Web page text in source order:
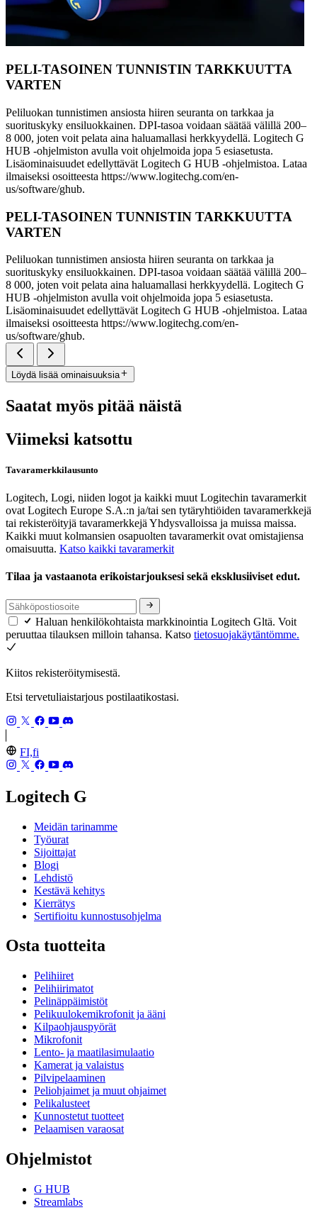
PELI-TASOINEN TUNNISTIN TARKKUUTTA
VARTEN
Peliluokan tunnistimen ansiosta hiiren seuranta on tarkkaa ja
suorituskyky ensiluokkainen. DPI-tasoa voidaan säätää välillä 200–
8 000, joten voit pelata aina haluamallasi herkkyydellä. Logitech G
HUB -ohjelmiston avulla voit ohjelmoida jopa 5 esiasetusta.
Lisäominaisuudet edellyttävät Logitech G HUB -ohjelmistoa. Lataa
ilmaiseksi osoitteesta https://www.logitechg.com/en-
us/software/ghub.
PELI-TASOINEN TUNNISTIN TARKKUUTTA
VARTEN
Peliluokan tunnistimen ansiosta hiiren seuranta on tarkkaa ja
suorituskyky ensiluokkainen. DPI-tasoa voidaan säätää välillä 200–
8 000, joten voit pelata aina haluamallasi herkkyydellä. Logitech G
HUB -ohjelmiston avulla voit ohjelmoida jopa 5 esiasetusta.
Lisäominaisuudet edellyttävät Logitech G HUB -ohjelmistoa. Lataa
ilmaiseksi osoitteesta https://www.logitechg.com/en-
us/software/ghub.
Löydä lisää ominaisuuksia
Saatat myös pitää näistä
Viimeksi katsottu
Tavaramerkkilausunto
Logitech, Logi, niiden logot ja kaikki muut Logitechin tavaramerkit
ovat Logitech Europe S.A.:n ja/tai sen tytäryhtiöiden tavaramerkkejä
tai rekisteröityjä tavaramerkkejä Yhdysvalloissa ja muissa maissa.
Kaikki muut kolmansien osapuolten tavaramerkit ovat omistajiensa
omaisuutta. Katso kaikki tavaramerkit
Tilaa ja vastaanota erikoistarjouksesi sekä eksklusiiviset edut.
Haluan henkilökohtaista markkinointia Logitech Gltä. Voit
peruuttaa tilauksen milloin tahansa. Katso tietosuojakäytäntömme.
Kiitos rekisteröitymisestä.
Etsi tervetuliaistarjous postilaatikostasi.
FI,fi
Logitech G
Meidän tarinamme
Työurat
Sijoittajat
Blogi
Lehdistö
Kestävä kehitys
Kierrätys
Sertifioitu kunnostusohjelma
Osta tuotteita
Pelihiiret
Pelihiirimatot
Pelinäppäimistöt
Pelikuulokemikrofonit ja ääni
Kilpaohjauspyörät
Mikrofonit
Lento- ja maatilasimulaatio
Kamerat ja valaistus
Pilvipelaaminen
Peliohjaimet ja muut ohjaimet
Pelikalusteet
Kunnostetut tuotteet
Pelaamisen varaosat
Ohjelmistot
G HUB
Streamlabs